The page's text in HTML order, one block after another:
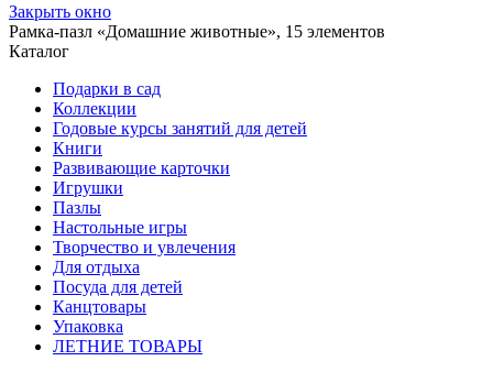
Закрыть окно
Рамка-пазл «Домашние животные», 15 элементов
Каталог
Подарки в сад
Коллекции
Годовые курсы занятий для детей
Книги
Развивающие карточки
Игрушки
Пазлы
Настольные игры
Творчество и увлечения
Для отдыха
Посуда для детей
Канцтовары
Упаковка
ЛЕТНИЕ ТОВАРЫ